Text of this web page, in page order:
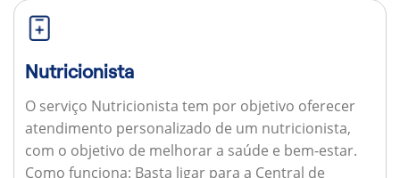
Nutricionista
O serviço Nutricionista tem por objetivo oferecer
atendimento personalizado de um nutricionista,
com o objetivo de melhorar a saúde e bem-estar.
Como funciona: Basta ligar para a Central de